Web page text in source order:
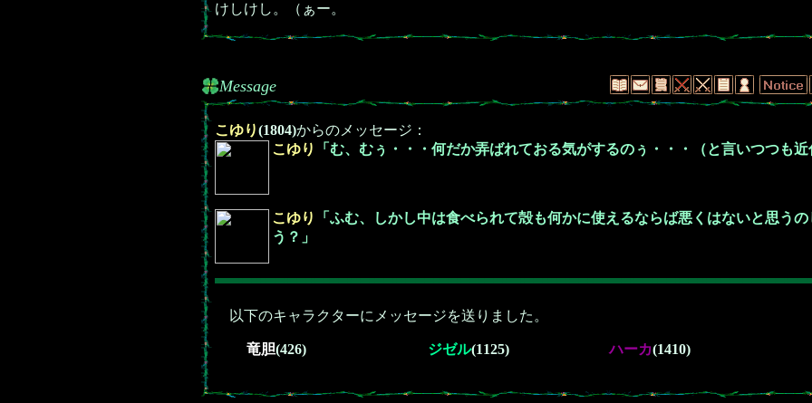
けしけし。（ぁー。
Message
こゆり(1804)からのメッセージ：
こゆり
「む、むぅ・・・何だか弄ばれておる気がするのぅ・・・（と言いつつも
こゆり
「ふむ、しかし中は食べられて殻も何かに使えるならば悪くはないと思う
う？」
以下のキャラクターにメッセージを送りました。
竜胆(426) ジゼル(1125) ハーカ(1410)